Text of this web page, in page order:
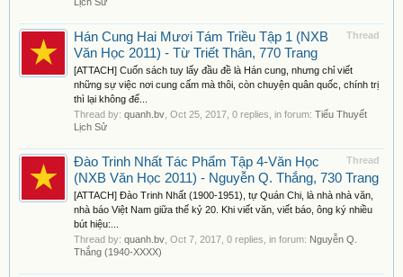
Thread
Hán Cung Hai Mươi Tám Triều Tập 1 (NXB
Văn Học 2011) - Từ Triết Thân, 770 Trang
[ATTACH] Cuốn sách tuy lấy đầu đề là Hán cung, nhưng chỉ viết
những sự việc nơi cung cấm mà thôi, còn chuyện quân quốc, chính trị
thì lại không để...
Thread by: quanh.bv Oct 25, 2017 , 0 replies, in forum: Tiểu Thuyết
Lịch Sử
Thread
Đào Trinh Nhất Tác Phẩm Tập 4-Văn Học
(NXB Văn Học 2011) - Nguyễn Q. Thắng, 730 Trang
[ATTACH] Đào Trinh Nhất (1900-1951), tự Quán Chi, là nhà nhà văn,
nhà báo Việt Nam giữa thế kỷ 20. Khi viết văn, viết báo, ông ký nhiều
bút hiệu:...
Thread by: quanh.bv Oct 7, 2017 , 0 replies, in forum: Nguyễn Q.
Thắng (1940-XXXX)